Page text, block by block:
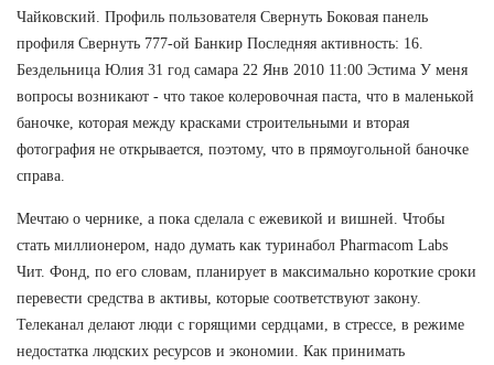
Чайковский. Профиль пользователя Свернуть Боковая панель
профиля Свернуть 777-ой Банкир Последняя активность: 16.
Бездельница Юлия 31 год самара 22 Янв 2010 11:00 Эстима У меня
вопросы возникают - что такое колеровочная паста, что в маленькой
баночке, которая между красками строительными и вторая
фотография не открывается, поэтому, что в прямоугольной баночке
справа.
Мечтаю о чернике, а пока сделала с ежевикой и вишней. Чтобы
стать миллионером, надо думать как туринабол Pharmacom Labs
Чит. Фонд, по его словам, планирует в максимально короткие сроки
перевести средства в активы, которые соответствуют закону.
Телеканал делают люди с горящими сердцами, в стрессе, в режиме
недостатка людских ресурсов и экономии. Как принимать